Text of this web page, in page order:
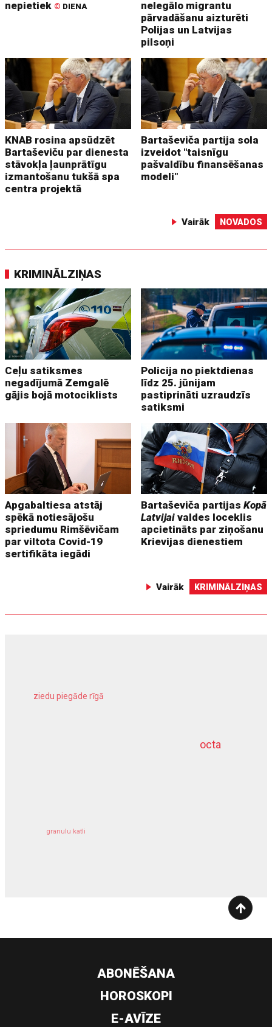
nepietiek © DIENA
nelegālo migrantu
pārvadāšanu aizturēti
Polijas un Latvijas
pilsoņi
KNAB rosina apsūdzēt
Bartaševiču par dienesta
stāvokļa ļaunprātīgu
izmantošanu tukšā spa
centra projektā
Bartaševiča partija sola
izveidot "taisnīgu
pašvaldību finansēšanas
modeli"
Vairāk NOVADOS
KRIMINĀLZIŅAS
Ceļu satiksmes
negadījumā Zemgalē
gājis bojā motociklists
Policija no piektdienas
līdz 25. jūnijam
pastiprināti uzraudzīs
satiksmi
Apgabaltiesa atstāj
spēkā notiesājošu
spriedumu Rimšēvičam
par viltota Covid-19
sertifikāta iegādi
Bartaševiča partijasKopā
Latvijai valdes loceklis
apcietināts par ziņošanu
Krievijas dienestiem
Vairāk KRIMINĀLZIŅAS
octa
ziedu piegāde rīgā
granulu katli
dziļurbums
ABONĒŠANA
HOROSKOPI
E-AVĪZE